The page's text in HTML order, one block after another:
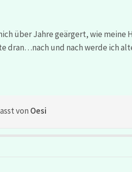
über Jahre geärgert, wie meine
dran…nach und nach werde ich
von Oesi